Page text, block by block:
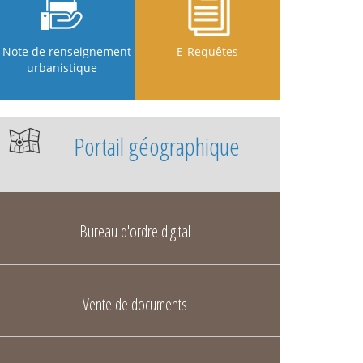
Note de renseignement
urbanistique
E-Requêtes
Portail géographique
Bureau d'ordre digital
Vente de documents